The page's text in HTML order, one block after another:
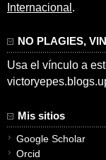
Internacional .
NO PLAGIES,
Usa el vínculo a
Mis sitios
Google Scholar
Orcid